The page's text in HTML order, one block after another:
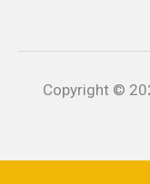
Copyright ©